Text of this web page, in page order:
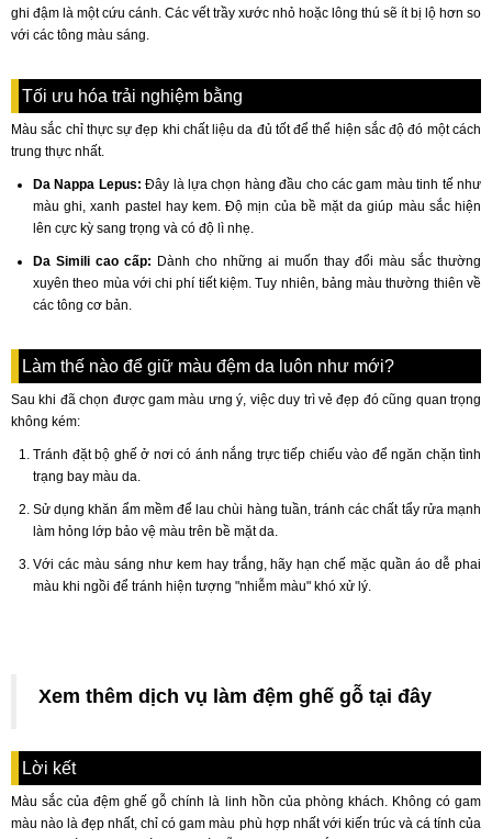
ghi đậm là một cứu cánh. Các vết trầy xước nhỏ hoặc lông thú sẽ ít bị lộ hơn so
với các tông màu sáng.
Tối ưu hóa trải nghiệm bằng
Màu sắc chỉ thực sự đẹp khi chất liệu da đủ tốt để thể hiện sắc độ đó một cách
trung thực nhất.
Da Nappa Lepus: Đây là lựa chọn hàng đầu cho các gam màu tinh tế như
màu ghi, xanh pastel hay kem. Độ mịn của bề mặt da giúp màu sắc hiện
lên cực kỳ sang trọng và có độ lì nhẹ.
Da Simili cao cấp: Dành cho những ai muốn thay đổi màu sắc thường
xuyên theo mùa với chi phí tiết kiệm. Tuy nhiên, bảng màu thường thiên về
các tông cơ bản.
Làm thế nào để giữ màu đệm da luôn như mới?
Sau khi đã chọn được gam màu ưng ý, việc duy trì vẻ đẹp đó cũng quan trọng
không kém:
Tránh đặt bộ ghế ở nơi có ánh nắng trực tiếp chiếu vào để ngăn chặn tình
trạng bay màu da.
Sử dụng khăn ẩm mềm để lau chùi hàng tuần, tránh các chất tẩy rửa mạnh
làm hỏng lớp bảo vệ màu trên bề mặt da.
Với các màu sáng như kem hay trắng, hãy hạn chế mặc quần áo dễ phai
màu khi ngồi để tránh hiện tượng "nhiễm màu" khó xử lý.
Xem thêm dịch vụ làm đệm ghế gỗ tại đây
Lời kết
Màu sắc của đệm ghế gỗ chính là linh hồn của phòng khách. Không có gam
màu nào là đẹp nhất, chỉ có gam màu phù hợp nhất với kiến trúc và cá tính của